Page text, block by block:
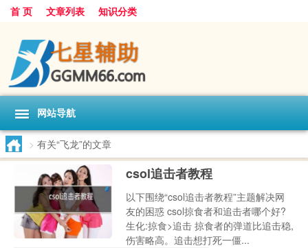
首 页 文章列表 知识分类
网站导航
> 有关“飞龙”的文章
csol追击者教程
以下围绕“csol追击者教程”主题解决网
友的困惑 csol掠食者和追击者哪个好?
生化:掠食>追击 掠食者的弹道比追击稳,
伤害略高。追击想打死一僵...